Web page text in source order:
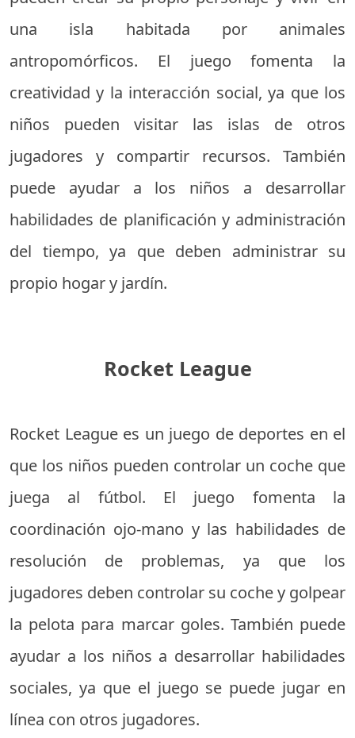
una isla habitada por animales
antropomórficos. El juego fomenta la
creatividad y la interacción social, ya que los
niños pueden visitar las islas de otros
jugadores y compartir recursos. También
puede ayudar a los niños a desarrollar
habilidades de planificación y administración
del tiempo, ya que deben administrar su
propio hogar y jardín.
Rocket League
Rocket League es un juego de deportes en el
que los niños pueden controlar un coche que
juega al fútbol. El juego fomenta la
coordinación ojo-mano y las habilidades de
resolución de problemas, ya que los
jugadores deben controlar su coche y golpear
la pelota para marcar goles. También puede
ayudar a los niños a desarrollar habilidades
sociales, ya que el juego se puede jugar en
línea con otros jugadores.